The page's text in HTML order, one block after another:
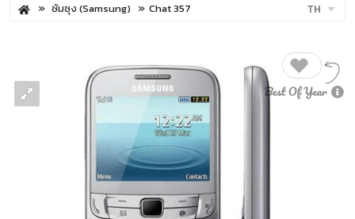
ซัมซุง (Samsung) Chat 357 TH